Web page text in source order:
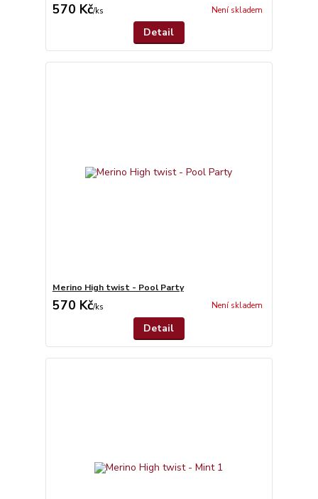
570 Kč/ks Není skladem
Detail
Merino High twist - Pool Party
570 Kč/ks Není skladem
Detail